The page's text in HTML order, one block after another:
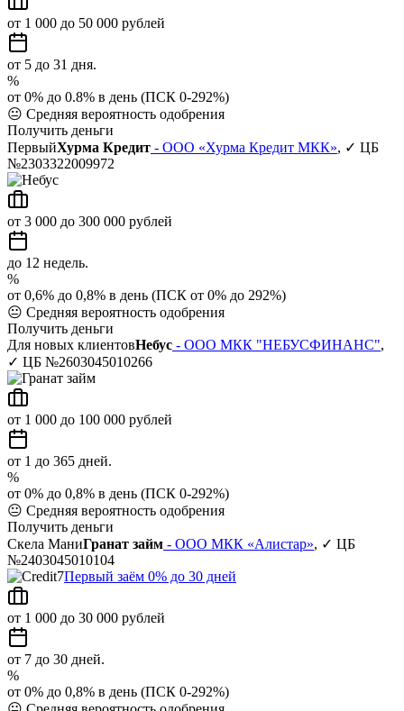
от 1 000 до 50 000 рублей
от 5 до 31 дня.
%
от 0% до 0.8% в день (ПСК 0-292%)
😐 Средняя вероятность одобрения
Получить деньги
ПервыйХурма Кредит - ООО «Хурма Кредит МКК», ✓ ЦБ
№2303322009972
от 3 000 до 300 000 рублей
до 12 недель.
%
от 0,6% до 0,8% в день (ПСК от 0% до 292%)
😐 Средняя вероятность одобрения
Получить деньги
Для новых клиентовНебус - ООО МКК "НЕБУСФИНАНС",
✓ ЦБ №2603045010266
от 1 000 до 100 000 рублей
от 1 до 365 дней.
%
от 0% до 0,8% в день (ПСК 0-292%)
😐 Средняя вероятность одобрения
Получить деньги
Скела МаниГранат займ - ООО МКК «Алистар», ✓ ЦБ
№2403045010104
Первый заём 0% до 30 дней
от 1 000 до 30 000 рублей
от 7 до 30 дней.
%
от 0% до 0,8% в день (ПСК 0-292%)